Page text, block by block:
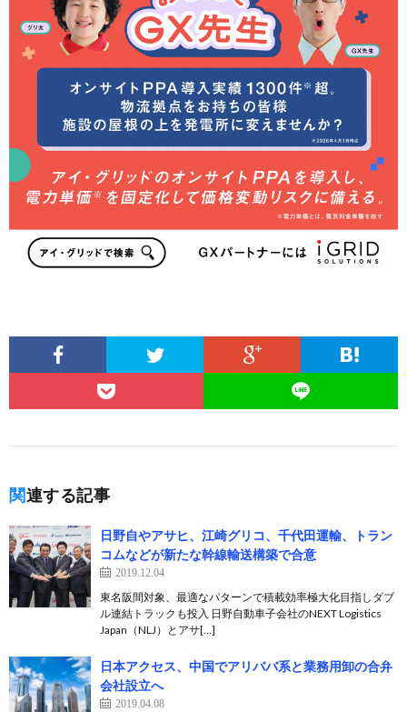
関連する記事
日野自やアサヒ、江崎グリコ、千代田運輸、トラン
コムなどが新たな幹線輸送構築で合意
2019.12.04
東名阪間対象、最適なパターンで積載効率極大化目指しダブ
ル連結トラックも投入 日野自動車子会社のNEXT Logistics
Japan（NLJ）とアサ[…]
日本アクセス、中国でアリババ系と業務用卸の合弁
会社設立へ
2019.04.08